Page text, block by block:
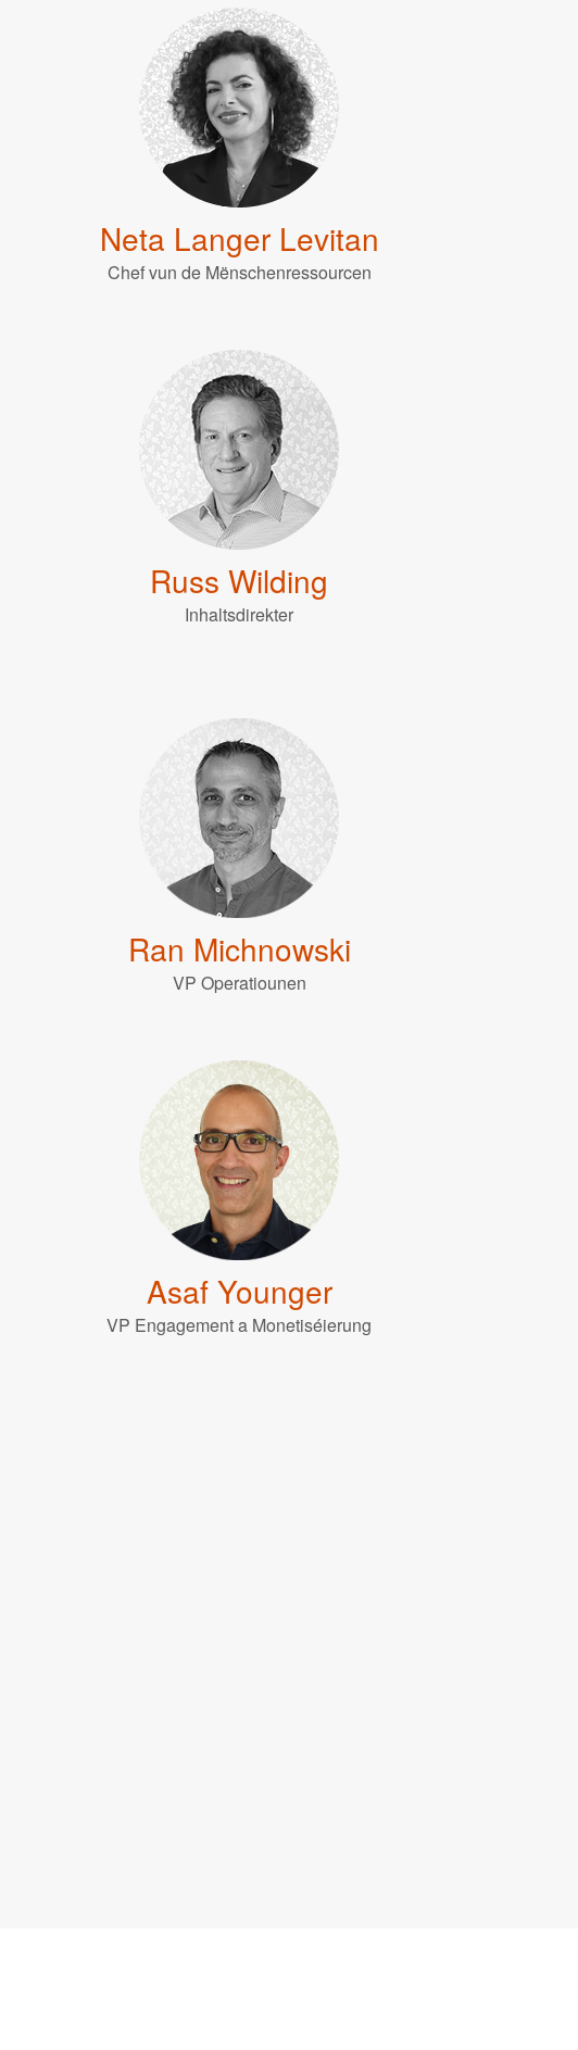
Neta Langer Levitan
Chef vun de Mënschenressourcen
Russ Wilding
Inhaltsdirekter
Ran Michnowski
VP Operatiounen
Asaf Younger
VP Engagement a Monetiséierung